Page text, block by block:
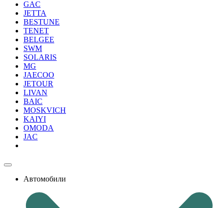
GAC
JETTA
BESTUNE
TENET
BELGEE
SWM
SOLARIS
MG
JAECOO
JETOUR
LIVAN
BAIC
MOSKVICH
KAIYI
OMODA
JAC
Автомобили